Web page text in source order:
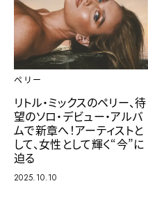
ペリー
リトル・ミックスのペリー、待
望のソロ・デビュー・アルバ
ムで新章へ！アーティストと
して、女性として輝く“今”に
迫る
2025.10.10